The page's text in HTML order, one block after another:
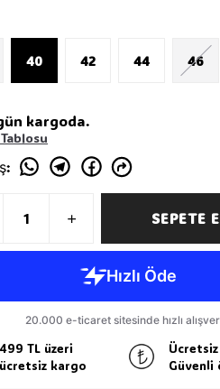
40 42 44 46
kargoda.
:
SEPETE
499 TL üzeri
ücretsiz kargo
Ücretsiz
Güvenli